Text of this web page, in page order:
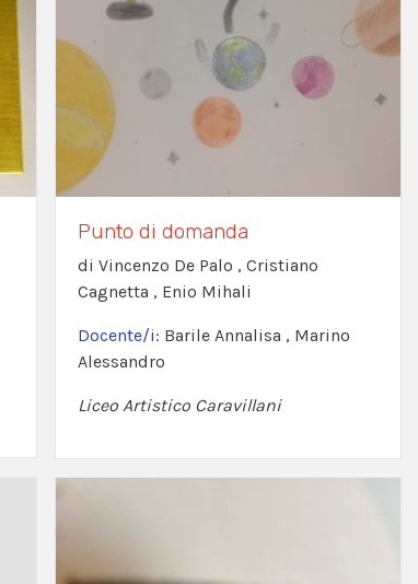
Punto di domanda
di Vincenzo De Palo , Cristiano
Cagnetta , Enio Mihali
Docente/i: Barile Annalisa , Marino
Alessandro
Liceo Artistico Caravillani